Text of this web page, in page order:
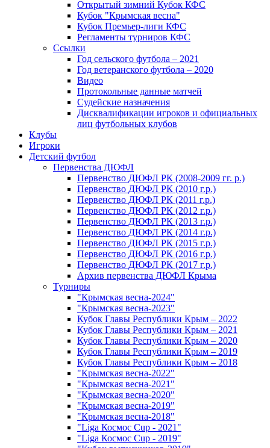
Открытый зимний Кубок КФС
Кубок "Крымская весна"
Кубок Премьер-лиги КФС
Регламенты турниров КФС
Ссылки
Год сельского футбола – 2021
Год ветеранского футбола – 2020
Видео
Протокольные данные матчей
Судейские назначения
Дисквалификации игроков и официальных
лиц футбольных клубов
Клубы
Игроки
Детский футбол
Первенства ДЮФЛ
Первенство ДЮФЛ РК (2008-2009 гг. р.)
Первенство ДЮФЛ РК (2010 г.р.)
Первенство ДЮФЛ РК (2011 г.р.)
Первенство ДЮФЛ РК (2012 г.р.)
Первенство ДЮФЛ РК (2013 г.р.)
Первенство ДЮФЛ РК (2014 г.р.)
Первенство ДЮФЛ РК (2015 г.р.)
Первенство ДЮФЛ РК (2016 г.р.)
Первенство ДЮФЛ РК (2017 г.р.)
Архив первенства ДЮФЛ Крыма
Турниры
"Крымская весна-2024"
"Крымская весна-2023"
Кубок Главы Республики Крым – 2022
Кубок Главы Республики Крым – 2021
Кубок Главы Республики Крым – 2020
Кубок Главы Республики Крым – 2019
Кубок Главы Республики Крым – 2018
"Крымская весна-2022"
"Крымская весна-2021"
"Крымская весна-2020"
"Крымская весна-2019"
"Крымская весна-2018"
"Liga Космос Cup - 2021"
"Liga Космос Cup - 2019"